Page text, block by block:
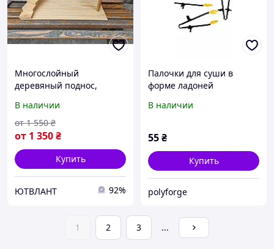
Многослойный
деревяный поднос,
десертов, Деревянная
стойка для сырной
нарезки
В наличии
от 1 350₴
от 1 550 ₴
Купить
ЮТВЛАНТ 92%
Палочки для суши в
форме ладоней
В наличии
55₴
Купить
polyforge
1 2 3 ...